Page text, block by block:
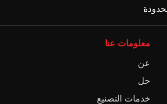
معلومات عنا
عن
حل
خدمات التصنيع